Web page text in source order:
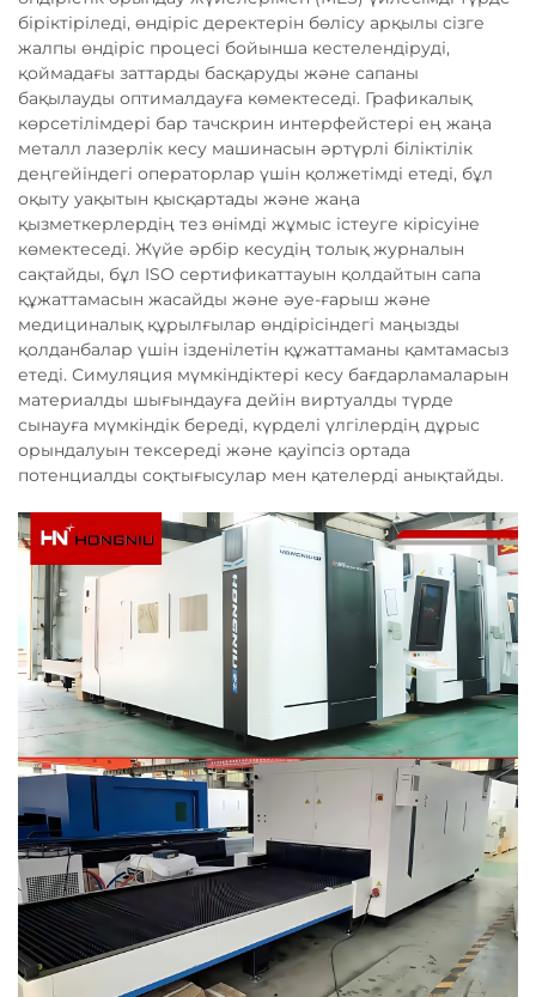
біріктіріледі, өндіріс деректерін бөлісу арқылы сізге
жалпы өндіріс процесі бойынша кестелендіруді,
қоймадағы заттарды басқаруды және сапаны
бақылауды оптималдауға көмектеседі. Графикалық
көрсетілімдері бар тачскрин интерфейстері ең жаңа
металл лазерлік кесу машинасын әртүрлі біліктілік
деңгейіндегі операторлар үшін қолжетімді етеді, бұл
оқыту уақытын қысқартады және жаңа
қызметкерлердің тез өнімді жұмыс істеуге кірісуіне
көмектеседі. Жүйе әрбір кесудің толық журналын
сақтайды, бұл ISO сертификаттауын қолдайтын сапа
құжаттамасын жасайды және әуе-ғарыш және
медициналық құрылғылар өндірісіндегі маңызды
қолданбалар үшін ізденілетін құжаттаманы қамтамасыз
етеді. Симуляция мүмкіндіктері кесу бағдарламаларын
материалды шығындауға дейін виртуалды түрде
сынауға мүмкіндік береді, күрделі үлгілердің дұрыс
орындалуын тексереді және қауіпсіз ортада
потенциалды соқтығысулар мен қателерді анықтайды.